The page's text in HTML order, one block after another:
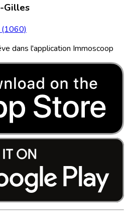
Gilles
(1060)
dans l'application Immoscoop